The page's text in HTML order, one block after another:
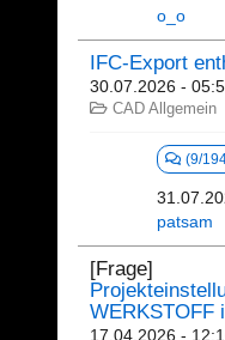
o_o
IFC-Export
30.07.2026 -
CAD Allgemein
(9/
patsam
[Frage]
WERKSTOFF
17.04.2026 -